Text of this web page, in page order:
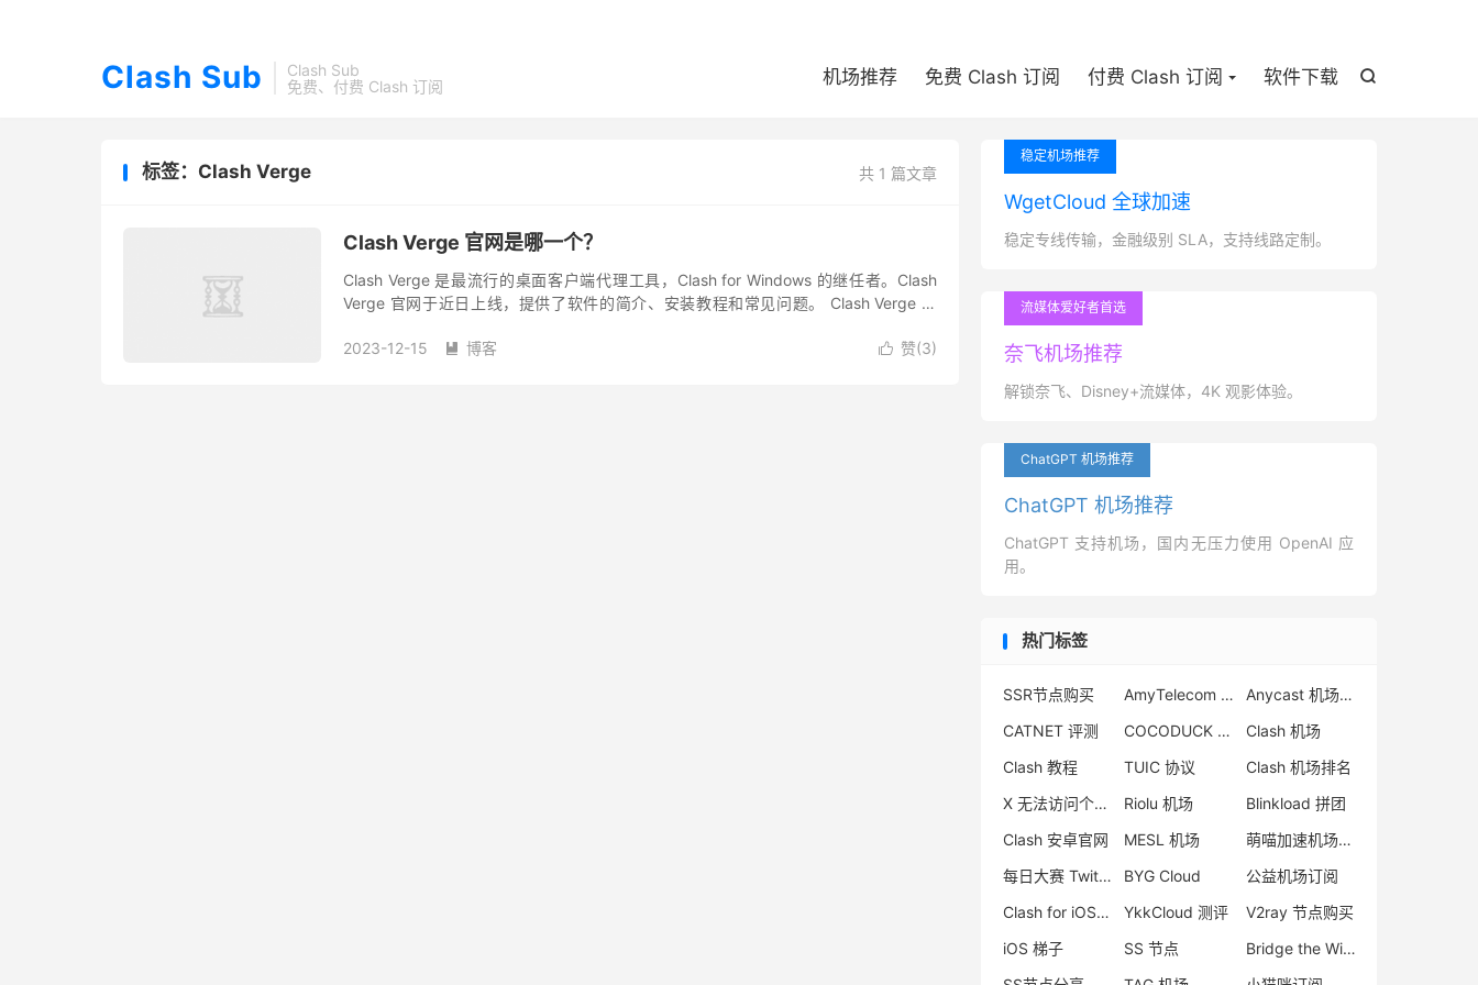
Clash Sub
Clash Sub
免费、付费 Clash 订阅

机场推荐 免费 Clash 订阅 付费 Clash 订阅 软件下载
共 1 篇文章
标签：Clash Verge
Clash Verge 官网是哪一个？
Clash Verge 是最流行的桌面客户端代理工具，Clash for Windows 的继任者。Clash
Verge 官网于近日上线，提供了软件的简介、安装教程和常见问题。 Clash Verge 官
 赞(3)
2023-12-15  博客
稳定机场推荐
WgetCloud 全球加速
稳定专线传输，金融级别 SLA，支持线路定制。
流媒体爱好者首选
奈飞机场推荐
解锁奈飞、Disney+流媒体，4K 观影体验。
ChatGPT 机场推荐
ChatGPT 机场推荐
ChatGPT 支持机场，国内无压力使用 OpenAI 应
用。
热门标签
SSR节点购买 AmyTelecom 机场
Anycast 机场推荐
CATNET 评测
COCODUCK 小黄鸭
Clash 机场
Clash 教程
TUIC 协议
Clash 机场排名
X 无法访问个人主页
Riolu 机场
Blinkload 拼团
Clash 安卓官网
MESL 机场
萌喵加速机场跑路
每日大赛 Twitter
BYG Cloud
公益机场订阅
Clash for iOS 下载
YkkCloud 测评
V2ray 节点购买
iOS 梯子
SS 节点
Bridge the Wise